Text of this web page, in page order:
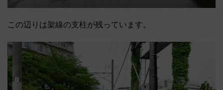
この辺りは架線の支柱が残っています。